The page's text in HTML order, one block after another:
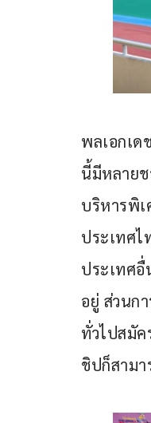
พลเอกเ
นี้มีหลาย
บริหารพิเ
ประเทศไ
ประเทศอื่
อยู่ ส่วนก
ทั่วไปสมัค
ชิปก็สามา